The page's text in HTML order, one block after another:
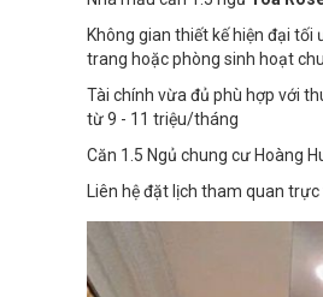
Không gian thiết kế hiện đại
trang hoặc phòng sinh hoạt
Tài chính vừa đủ phù hợp với
từ 9 - 11 triệu/tháng
Căn 1.5 Ngủ chung cư Hoàng
Liên hệ đặt lịch tham quan